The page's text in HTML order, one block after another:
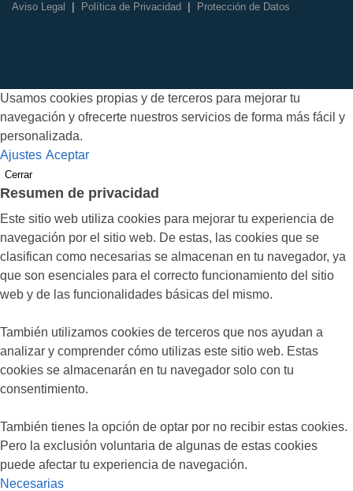
Aviso Legal
| Política de Privacidad | Protección de Datos
Usamos cookies propias y de terceros para mejorar tu
navegación y ofrecerte nuestros servicios de forma más fácil y
personalizada.
Ajustes Aceptar
Cerrar
Resumen de privacidad
Este sitio web utiliza cookies para mejorar tu experiencia de
navegación por el sitio web. De estas, las cookies que se
clasifican como necesarias se almacenan en tu navegador, ya
que son esenciales para el correcto funcionamiento del sitio
web y de las funcionalidades básicas del mismo.
También utilizamos cookies de terceros que nos ayudan a
analizar y comprender cómo utilizas este sitio web. Estas
cookies se almacenarán en tu navegador solo con tu
consentimiento.
También tienes la opción de optar por no recibir estas cookies.
Pero la exclusión voluntaria de algunas de estas cookies
puede afectar tu experiencia de navegación.
Necesarias